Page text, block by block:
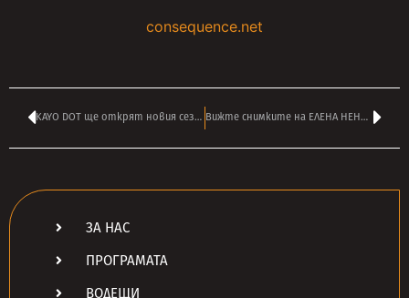
consequence.net
KAYO DOT ще открят новия сезон на столичната зала ‘Сингълс’ в четвъртък Вижте снимките на ЕЛЕНА НЕНКОВА от шоуто на британските ПЪНК легенди GBH в София
ЗА НАС
ПРОГРАМАТА
ВОДЕЩИ